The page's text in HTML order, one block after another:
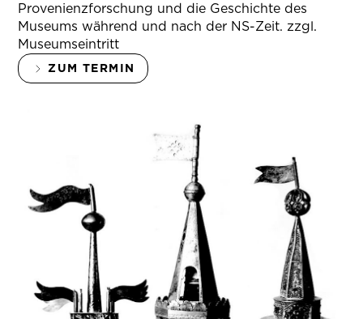
Provenienzforschung und die Geschichte des
Museums während und nach der NS-Zeit. zzgl.
Museumseintritt
ZUM TERMIN